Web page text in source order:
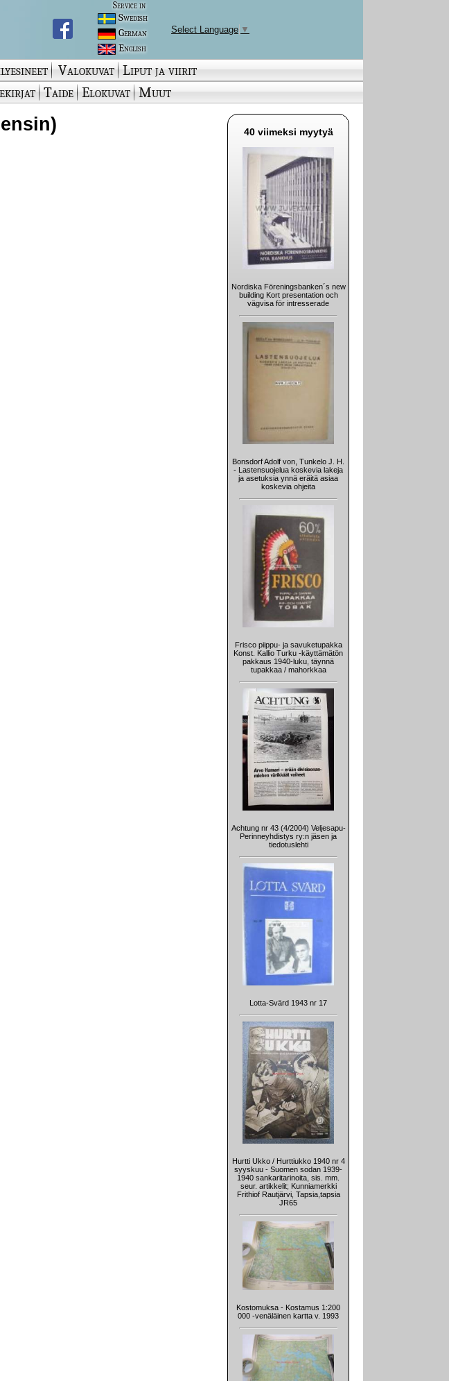
Service in
Swedish
German
English
Select Language ▼
Valokuvat Liput ja viirit
Taide Elokuvat Muut
40 viimeksi myytyä
Nordiska Föreningsbanken´s new
building Kort presentation och
vägvisa för intresserade
Bonsdorf Adolf von, Tunkelo J. H.
- Lastensuojelua koskevia lakeja
ja asetuksia ynnä eräitä asiaa
koskevia ohjeita
Frisco piippu- ja savuketupakka
Konst. Kallio Turku -käyttämätön
pakkaus 1940-luku, täynnä
tupakkaa / mahorkkaa
Achtung nr 43 (4/2004) Veljesapu-
Perinneyhdistys ry:n jäsen ja
tiedotuslehti
Lotta-Svärd 1943 nr 17
Hurtti Ukko / Hurttiukko 1940 nr 4
syyskuu - Suomen sodan 1939-
1940 sankaritarinoita, sis. mm.
seur. artikkelit; Kunniamerkki
Frithiof Rautjärvi, Tapsia,tapsia
JR65
Kostomuksa - Kostamus 1:200
000 -venäläinen kartta v. 1993